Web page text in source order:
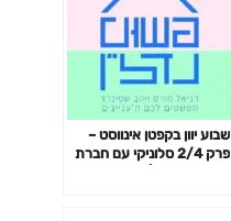
שבוע יוון בקפטן אינווסט –
פרק 2/4 סלוניקי עם חברת